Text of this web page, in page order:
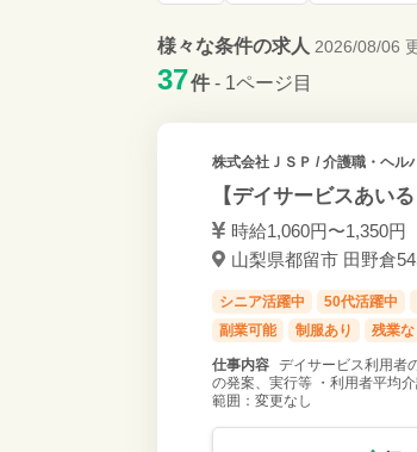
様々な条件の求人 2026/08/06
37件 - 1ページ目
株式会社ＪＳＰ / 介護職・ヘル
【デイサービスあい
時給1,060円〜1,350円
山梨県都留市 田野倉
シニア活躍中 50代活躍中
副業可能
制服あり 残業な
仕事内容
デイサービス利用者
の発案、実行等 ・利用者平均
範囲：変更なし